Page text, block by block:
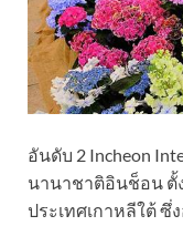
อันดับ 2 Incheon
นานาชาติอินช็อน ตั้
ประเทศเกาหลีใต้ ซึ่